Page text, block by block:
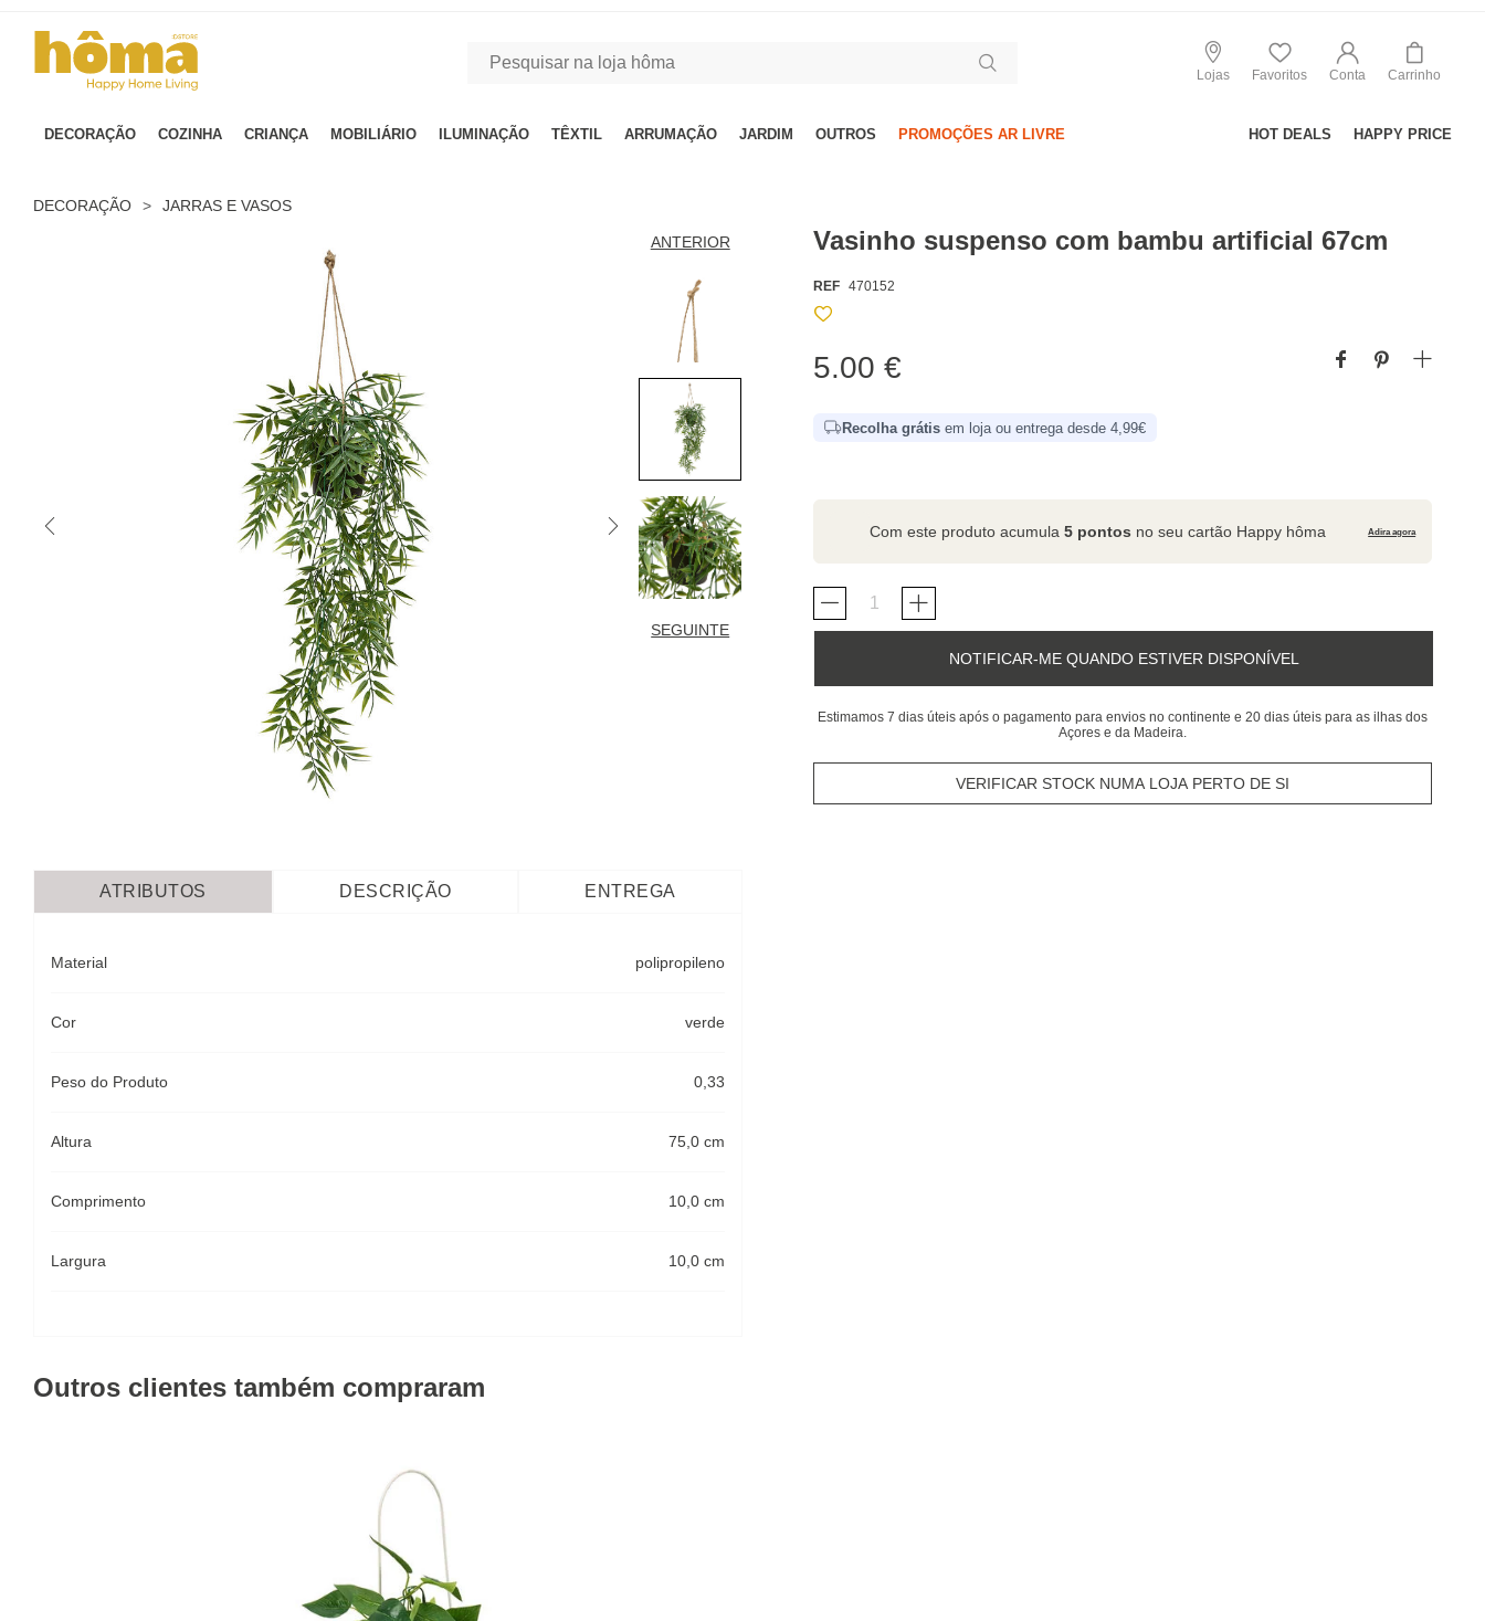
Lojas Favoritos Conta Carrinho
DECORAÇÃO COZINHA CRIANÇA MOBILIÁRIO ILUMINAÇÃO TÊXTIL ARRUMAÇÃO JARDIM OUTROS PROMOÇÕES AR LIVRE HOT DEALS HAPPY PRICE
DECORAÇÃO > JARRAS E VASOS
ANTERIOR
SEGUINTE
Vasinho suspenso com bambu artificial 67cm
REF 470152
5.00 €
Recolha grátis em loja ou entrega desde 4,99€
Com este produto acumula5 pontos no seu cartão Happy hôma Adira agora
NOTIFICAR-ME QUANDO ESTIVER DISPONÍVEL
Estimamos 7 dias úteis após o pagamento para envios no continente e 20 dias úteis para as ilhas dos
Açores e da Madeira.
VERIFICAR STOCK NUMA LOJA PERTO DE SI
ATRIBUTOS DESCRIÇÃO ENTREGA
Material polipropileno
Cor verde
Peso do Produto 0,33
Altura 75,0 cm
Comprimento 10,0 cm
Largura 10,0 cm
Outros clientes também compraram